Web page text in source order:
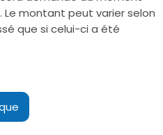
montant peut varier selon
que si celui-ci a été